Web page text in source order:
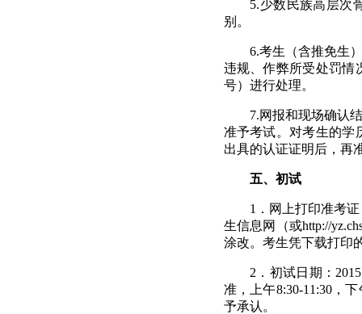
5.少数民族高层次
别。
6.考生（含推免生
违规、作弊所受处罚情
号）进行处理。
7.网报和现场确认
准予考试。对考生的学
出具的认证证明后，再
五、初试
1 ．网上打印准考
生信息网（或http://
涂改。考生凭下载打印
2 ．初试日期： 2015
准，上午8:30-11:30，下
予承认。